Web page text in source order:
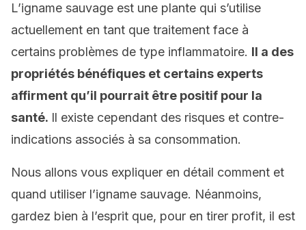
L’igname sauvage est une plante qui s’utilise
actuellement en tant que traitement face à
certains problèmes de type inflammatoire. Il a des
propriétés bénéfiques et certains experts
affirment qu’il pourrait être positif pour la
santé. Il existe cependant des risques et contre-
indications associés à sa consommation.
Nous allons vous expliquer en détail comment et
quand utiliser l’igname sauvage. Néanmoins,
gardez bien à l’esprit que, pour en tirer profit, il est